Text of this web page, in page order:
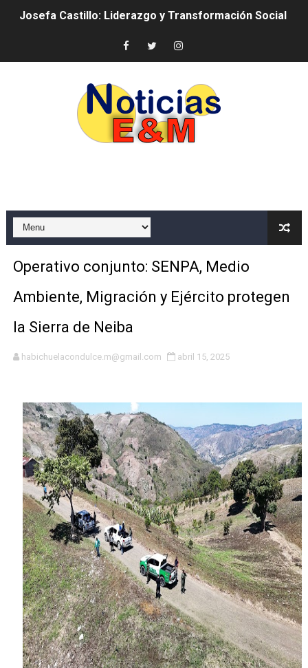
Operativo Interinstitucional “Compromiso Ambiental
Trabajadores de la prensa y Obispado de la
Ministerio de Cultura anuncia ganadores de Premios
Banco Popular escala 17 posiciones en los mil
Ministerio de Defensa siembra esperanza y protege
MICM y CECCOM retienen 213,355 galones de
Bienes Nacionales recauda más de RD 57 millones en
Residentes en San Juan beneficiados con jornada
El magistrado Henry Molina decidió no seguir en la
​Domingo Plácido critica la situación económica y
Graduación XII Promoción Servicio Militar Voluntario
Comedores Comunitarios de DASAC garantizan
UNTC inicia ofensiva para recuperar fuerza gremial
Operativo conjunto: SENPA, Medio
Ambiente, Migración y Ejército protegen
la Sierra de Neiba
habichuelacondulce.m@gmail.com abril 15, 2025